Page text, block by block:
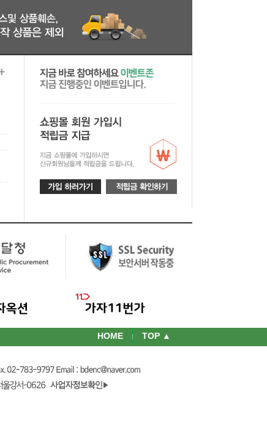
HOME TOP ▲